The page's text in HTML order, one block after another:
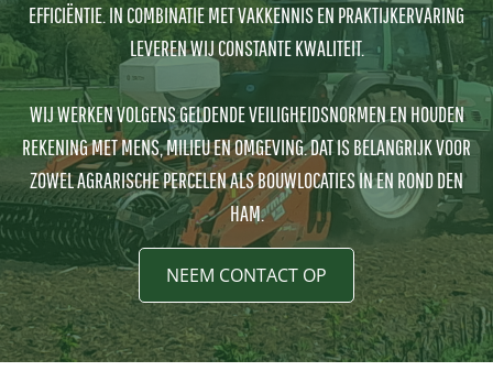
EFFICIËNTIE. IN COMBINATIE MET VAKKENNIS EN PRAKTIJKERVARING
LEVEREN WIJ CONSTANTE KWALITEIT.
WIJ WERKEN VOLGENS GELDENDE VEILIGHEIDSNORMEN EN HOUDEN
REKENING MET MENS, MILIEU EN OMGEVING. DAT IS BELANGRIJK VOOR
ZOWEL AGRARISCHE PERCELEN ALS BOUWLOCATIES IN EN ROND DEN
HAM.
NEEM CONTACT OP